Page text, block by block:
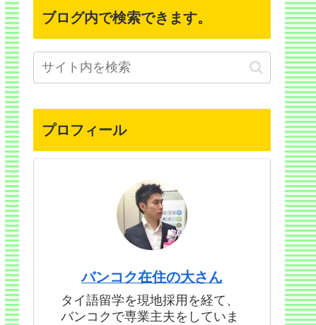
ブログ内で検索できます。
プロフィール
バンコク在住の大さん
タイ語留学を現地採用を経て、
バンコクで専業主夫をしていま